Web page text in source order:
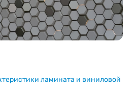
ламината и виниловой